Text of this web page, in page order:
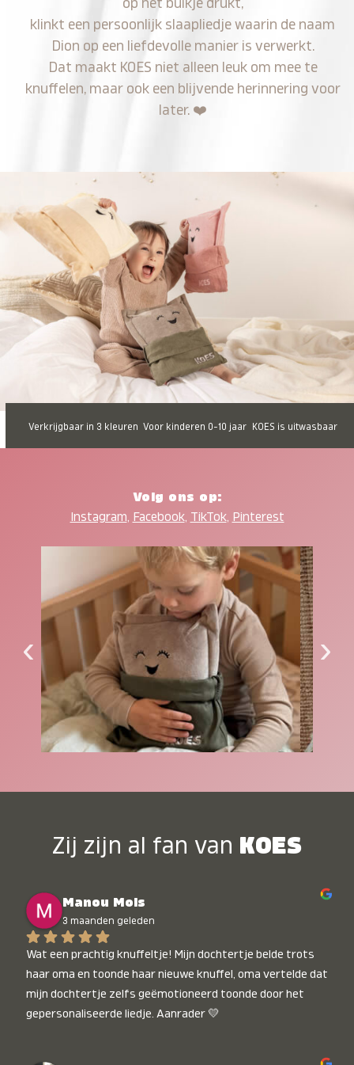
op het buikje drukt,
klinkt een persoonlijk slaapliedje waarin de naam
Dion op een liefdevolle manier is verwerkt.
Dat maakt KOES niet alleen leuk om mee te
knuffelen, maar ook een blijvende herinnering voor
later. ❤️
Verkrijgbaar in 3 kleuren Voor kinderen 0-10 jaar KOES is uitwasbaar
Volg ons op:
Instagram, Facebook, TikTok, Pinterest
‹ ›
Zij zijn al fan van KOES
Manou Mols
3 maanden geleden
Wat een prachtig knuffeltje! Mijn dochtertje belde trots
haar oma en toonde haar nieuwe knuffel, oma vertelde dat
mijn dochtertje zelfs geëmotioneerd toonde door het
gepersonaliseerde liedje. Aanrader 💛